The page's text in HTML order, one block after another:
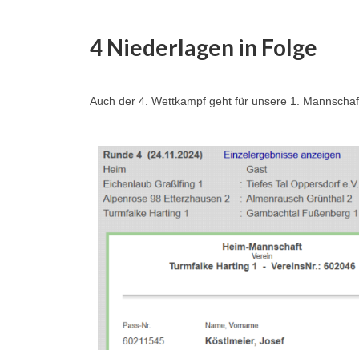
4 Niederlagen in Folge
Auch der 4. Wettkampf geht für unsere 1.